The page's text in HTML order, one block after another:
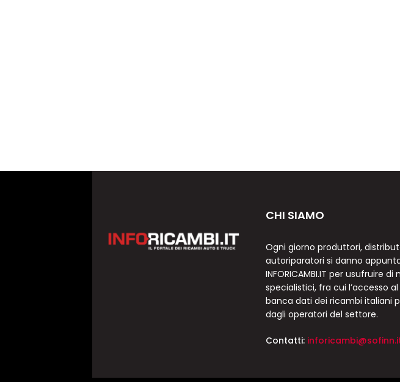
CHI SIAMO
Ogni giorno produttori,
autoriparatori si danno
INFORICAMBI.IT per usufruire di
specialistici, fra cui l’accesso
banca dati dei ricambi italiani
dagli operatori del settore.
Contatti: